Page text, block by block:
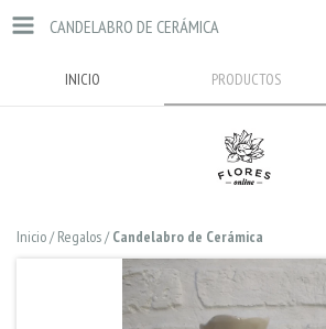
CANDELABRO DE CERÁMICA
INICIO PRODUCTOS
Inicio/ Regalos/ Candelabro de Cerámica